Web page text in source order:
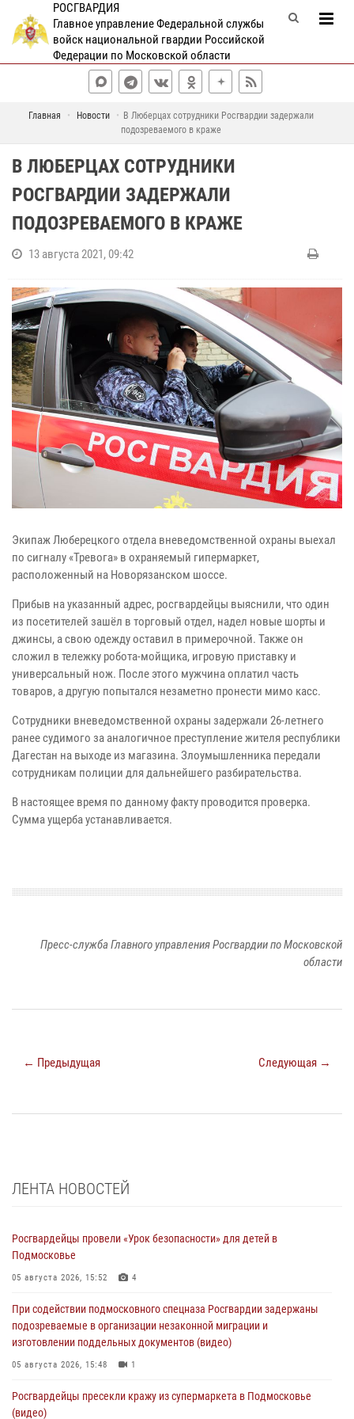
РОСГВАРДИЯ
Главное управление Федеральной службы
войск национальной гвардии Российской
Федерации по Московской области
Главная Новости
В Люберцах сотрудники Росгвардии задержали
подозреваемого в краже
В ЛЮБЕРЦАХ СОТРУДНИКИ
РОСГВАРДИИ ЗАДЕРЖАЛИ
ПОДОЗРЕВАЕМОГО В КРАЖЕ
13 августа 2021, 09:42
Экипаж Люберецкого отдела вневедомственной охраны выехал
по сигналу «Тревога» в охраняемый гипермаркет,
расположенный на Новорязанском шоссе.
Прибыв на указанный адрес, росгвардейцы выяснили, что один
из посетителей зашёл в торговый отдел, надел новые шорты и
джинсы, а свою одежду оставил в примерочной. Также он
сложил в тележку робота-мойщика, игровую приставку и
универсальный нож. После этого мужчина оплатил часть
товаров, а другую попытался незаметно пронести мимо касс.
Сотрудники вневедомственной охраны задержали 26-летнего
ранее судимого за аналогичное преступление жителя республики
Дагестан на выходе из магазина. Злоумышленника передали
сотрудникам полиции для дальнейшего разбирательства.
В настоящее время по данному факту проводится проверка.
Сумма ущерба устанавливается.
Пресс-служба Главного управления Росгвардии по Московской
области
← Предыдущая Следующая →
ЛЕНТА НОВОСТЕЙ
Росгвардейцы провели «Урок безопасности» для детей в
Подмосковье
05 августа 2026, 15:52 4
При содействии подмосковного спецназа Росгвардии задержаны
подозреваемые в организации незаконной миграции и
изготовлении поддельных документов (видео)
05 августа 2026, 15:48 1
Росгвардейцы пресекли кражу из супермаркета в Подмосковье
(видео)